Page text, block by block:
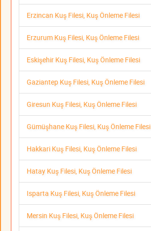
Erzincan Kuş Filesi, Kuş Önleme Filesi
Erzurum Kuş Filesi, Kuş Önleme Filesi
Eskişehir Kuş Filesi, Kuş Önleme Filesi
Gaziantep Kuş Filesi, Kuş Önleme Filesi
Giresun Kuş Filesi, Kuş Önleme Filesi
Gümüşhane Kuş Filesi, Kuş Önleme Filesi
Hakkari Kuş Filesi, Kuş Önleme Filesi
Hatay Kuş Filesi, Kuş Önleme Filesi
Isparta Kuş Filesi, Kuş Önleme Filesi
Mersin Kuş Filesi, Kuş Önleme Filesi